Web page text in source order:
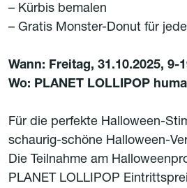
– Kürbis bemalen
– Gratis Monster-Donut für
Wann: Freitag, 31.10.2025, 9-
Wo: PLANET LOLLIPOP
Für die perfekte Halloween-
schaurig-schöne Halloween-
Die Teilnahme am
PLANET LOLLIPOP